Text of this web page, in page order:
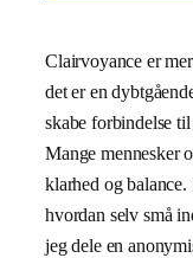
Clairvoyance er
det er en
skabe forbindelse
Mange mennesker
klarhed og
hvordan selv små
jeg dele en